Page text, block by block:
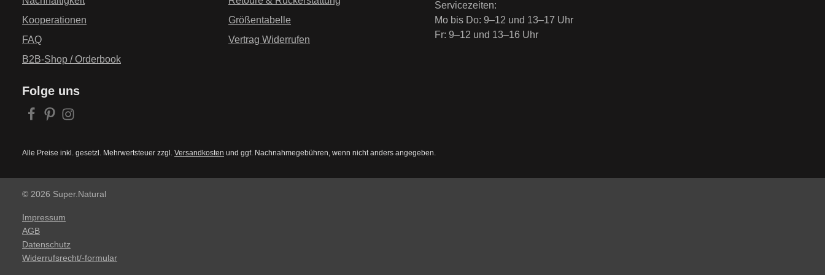
Folge uns
Alle Preise inkl. gesetzl. Mehrwertsteuer zzgl. Versandkosten und ggf. Nachnahmegebühren, wenn nicht anders angegeben.
Kooperationen
FAQ
B2B-Shop / Orderbook
Größentabelle
Vertrag Widerrufen
Servicezeiten:
Mo bis Do: 9–12 und 13–17 Uhr
Fr: 9–12 und 13–16 Uhr
© 2026 Super.Natural
Impressum
AGB
Datenschutz
Widerrufsrecht/-formular